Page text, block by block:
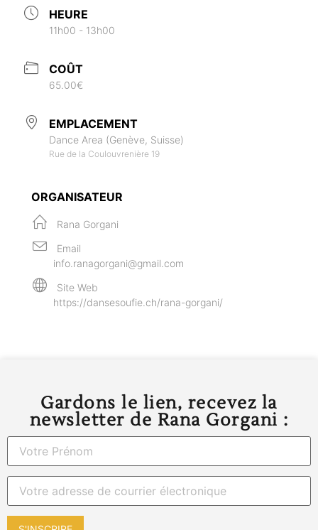
HEURE
11h00 - 13h00
COÛT
65.00€
EMPLACEMENT
Dance Area (Genève, Suisse)
Rue de la Coulouvrenière 19
ORGANISATEUR
Rana Gorgani
Email
info.ranagorgani@gmail.com
Site Web
https://dansesoufie.ch/rana-gorgani/
Gardons le lien, recevez la
newsletter de Rana Gorgani :